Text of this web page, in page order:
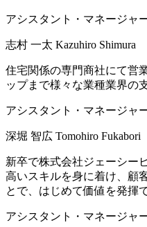
アシスタント・マネージャ
志村 一太 Kazuhiro Shimura
住宅関係の専門商社にて営
ップまで様々な業種業界の
アシスタント・マネージャ
深堀 智広 Tomohiro Fukabori
新卒で株式会社ジェーシー
高いスキルを身に着け、顧
とで、はじめて価値を発揮
アシスタント・マネージャ